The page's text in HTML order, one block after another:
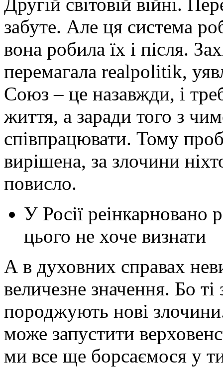
забуте. Але ця система
вона робила їх і після.
перемагала realpolitik,
Союз – це назавжди, і
життя, а заради того з
співпрацювати. Тому
вирішена, за злочини
повисло.
У Росії
цього не хоче визнати
А в духовних справах
величезне значення. Бо
породжують нові
може запустити
ми все ще борсаємося у